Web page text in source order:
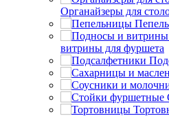
Органайзеры для
витрины для фуршета